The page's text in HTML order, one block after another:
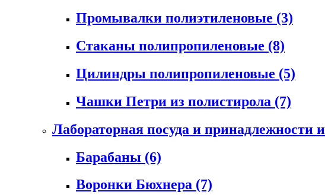
Промывалки полиэтиленовые (3)
Стаканы полипропиленовые (8)
Цилиндры полипропиленовые (5)
Чашки Петри из полистирола (7)
Лабораторная посуда и принадлежности
Барабаны (6)
Воронки Бюхнера (7)